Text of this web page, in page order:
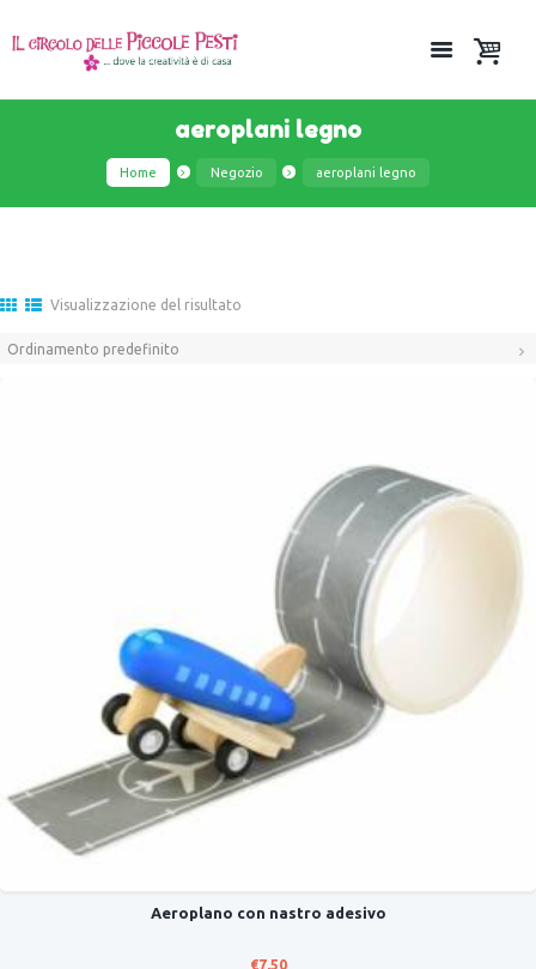
aeroplani legno
Home Negozio aeroplani legno
Visualizzazione del risultato
Aeroplano con nastro adesivo
€7,50